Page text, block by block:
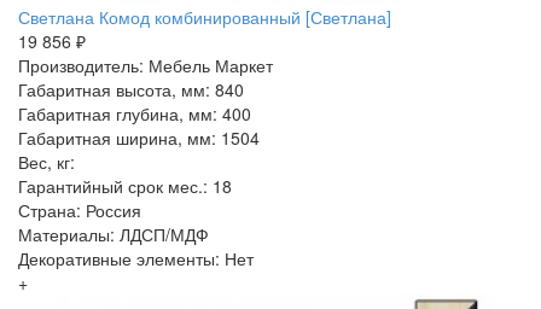
Светлана Комод комбинированный [Светлана]
19 856 ₽
Производитель: Мебель Маркет
Габаритная высота, мм: 840
Габаритная глубина, мм: 400
Габаритная ширина, мм: 1504
Вес, кг:
Гарантийный срок мес.: 18
Страна: Россия
Материалы: ЛДСП/МДФ
Декоративные элементы: Нет
+